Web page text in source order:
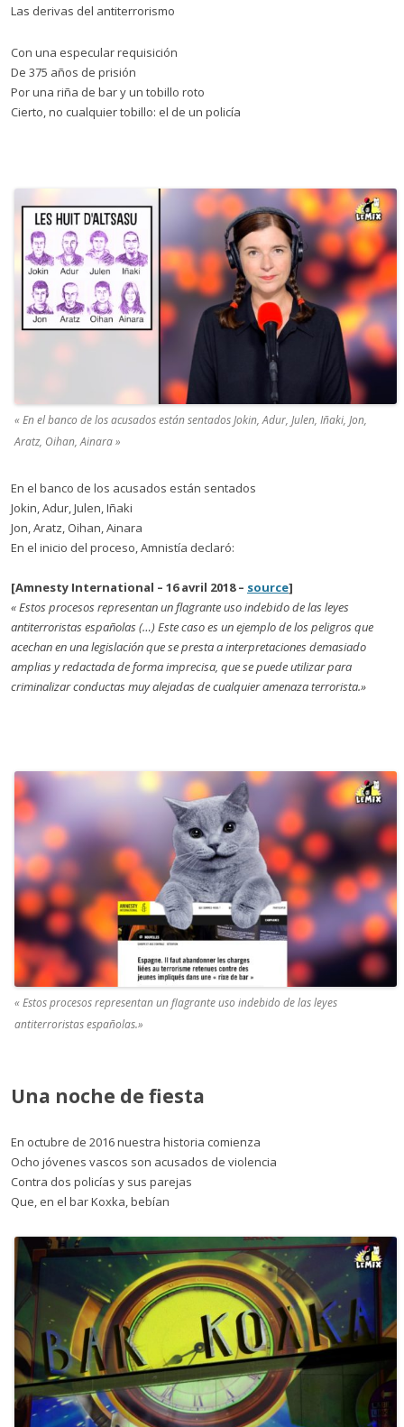
Las derivas del antiterrorismo
Con una especular requisición
De 375 años de prisión
Por una riña de bar y un tobillo roto
Cierto, no cualquier tobillo: el de un policía
« En el banco de los acusados están sentados Jokin, Adur, Julen, Iñaki, Jon,
Aratz, Oihan, Ainara »
En el banco de los acusados están sentados
Jokin, Adur, Julen, Iñaki
Jon, Aratz, Oihan, Ainara
En el inicio del proceso, Amnistía declaró:
[Amnesty International – 16 avril 2018 – source]
« Estos procesos representan un flagrante uso indebido de las leyes
antiterroristas españolas (…) Este caso es un ejemplo de los peligros que
acechan en una legislación que se presta a interpretaciones demasiado
amplias y redactada de forma imprecisa, que se puede utilizar para
criminalizar conductas muy alejadas de cualquier amenaza terrorista.»
« Estos procesos representan un flagrante uso indebido de las leyes
antiterroristas españolas.»
Una noche de fiesta
En octubre de 2016 nuestra historia comienza
Ocho jóvenes vascos son acusados de violencia
Contra dos policías y sus parejas
Que, en el bar Koxka, bebían